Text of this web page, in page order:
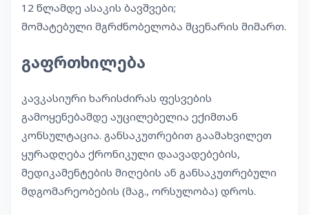
12 წლამდე ასაკის ბავშვები;
მომატებული მგრძნობელობა მცენარის მიმართ.
გაფრთხილება
კავკასიური ხარისძირას ფესვების
გამოყენებამდე აუცილებელია ექიმთან
კონსულტაცია. განსაკუთრებით გაამახვილეთ
ყურადღება ქრონიკული დაავადებების,
მედიკამენტების მიღების ან განსაკუთრებული
მდგომარეობების (მაგ., ორსულობა) დროს.